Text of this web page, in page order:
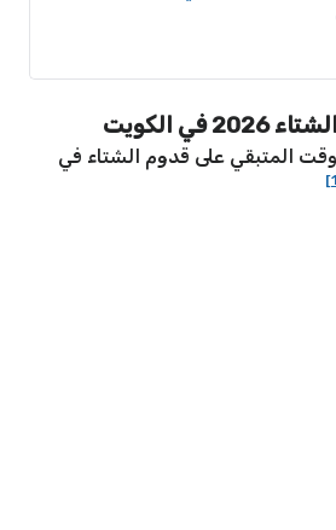
في الكويت
المتبقي على قدوم الشتاء في